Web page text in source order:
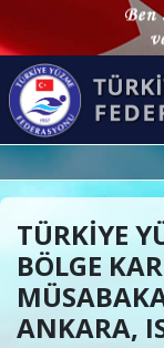
TÜRKİYE
BÖLGE
ANKARA,